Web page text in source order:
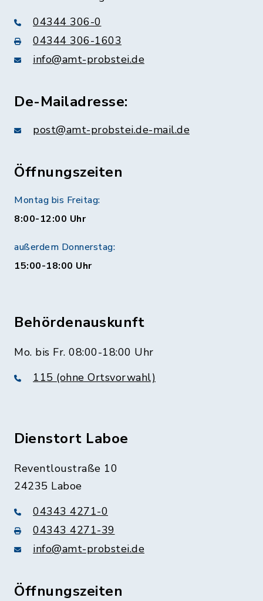
04344 306-0
04344 306-1603
info@amt-probstei.de
De-Mailadresse:
post@amt-probstei.de-mail.de
Öffnungszeiten
Montag bis Freitag:
8:00-12:00 Uhr
außerdem Donnerstag:
15:00-18:00 Uhr
Behördenauskunft
Mo. bis Fr. 08:00-18:00 Uhr
115 (ohne Ortsvorwahl)
Dienstort Laboe
Reventloustraße 10
24235 Laboe
04343 4271-0
04343 4271-39
info@amt-probstei.de
Öffnungszeiten